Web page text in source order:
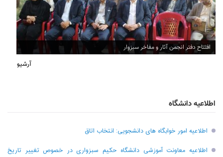
افتتاح دفتر انجمن آثار و مفاخر سبزوار
آرشیو
اطلاعیه دانشگاه
اطلاعیه امور خوابگاه های دانشجویی: انتخاب اتاق
اطلاعیه معاونت آموزشی دانشگاه حکیم سبزواری در خصوص تغییر تاریخ